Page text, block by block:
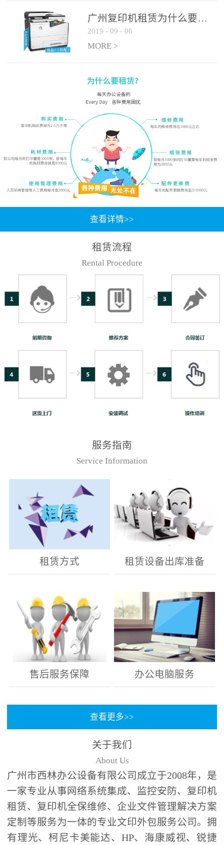
广州复印机租赁为什么要选大平台
2019 - 09 - 06
MORE >
查看详情>>
租赁流程
Rental Procedure
服务指南
Service Information
租赁方式 租赁设备出库准备
售后服务保障 办公电脑服务
查看更多>>
关于我们
About Us
广州市西林办公设备有限公司成立于2008年，是
一家专业从事网络系统集成、监控安防、复印机
租赁、复印机全保维修、企业文件管理解决方案
定制等服务为一体的专业文印外包服务公司。拥
有理光、柯尼卡美能达、HP、海康威视、锐捷